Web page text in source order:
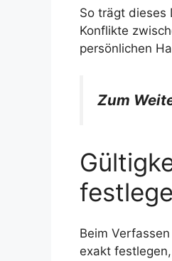
So trägt dieses
Konflikte
persönlichen
Zum
Beim
exakt festlegen,